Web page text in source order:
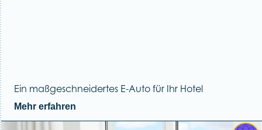
Ein maßgeschneidertes E-Auto für Ihr Hotel
Mehr erfahren